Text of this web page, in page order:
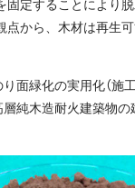
定することにより
点から、木材は再生
り面緑化の実用化（施
層純木造耐火建築物